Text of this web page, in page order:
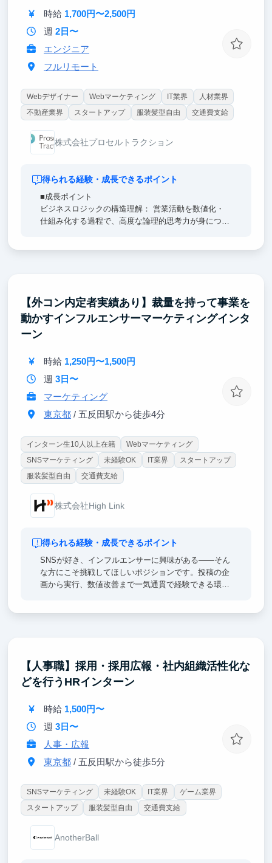
時給 1,700円〜2,500円
週 2日〜
エンジニア
フルリモート
Webデザイナー Webマーケティング IT業界
人材業界
不動産業界
スタートアップ 服装髪型自由 交通費支給
株式会社プロセルトラクション
得られる経験・成長できるポイント
■成長ポイント
ビジネスロジックの構造理解： 営業活動を数値化・
仕組み化する過程で、高度な論理的思考力が身につき
【外コン内定者実績あり】裁量を持って事業を
動かすインフルエンサーマーケティングインタ
ーン
時給 1,250円〜1,500円
週 3日〜
マーケティング
東京都/ 五反田駅から徒歩4分
インターン生10人以上在籍
Webマーケティング
SNSマーケティング
未経験OK IT業界
スタートアップ
服装髪型自由
交通費支給
株式会社High Link
得られる経験・成長できるポイント
SNSが好き、インフルエンサーに興味がある——そん
な方にこそ挑戦してほしいポジションです。投稿の企
画から実行、数値改善まで一気通貫で経験できる環境
【人事職】採用・採用広報・社内組織活性化な
どを行うHRインターン
時給 1,500円〜
週 3日〜
人事・広報
東京都/ 五反田駅から徒歩5分
SNSマーケティング 未経験OK IT業界
ゲーム業界
スタートアップ
服装髪型自由 交通費支給
AnotherBall